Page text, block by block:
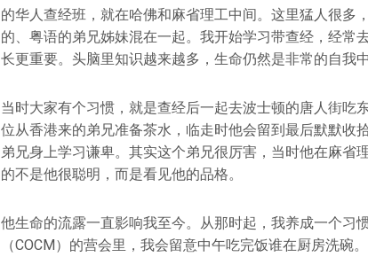
的华人查经班，就在哈佛和麻省理工中间。这里猛人很多
的、粤语的弟兄姊妹混在一起。我开始学习带查经，经常
长更重要。头脑里知识越来越多，生命仍然是非常的自我
当时大家有个习惯，就是查经后一起去波士顿的唐人街吃
位从香港来的弟兄准备茶水，临走时他会留到最后默默收
弟兄身上学习谦卑。其实这个弟兄很厉害，当时他在麻省
的不是他很聪明，而是看见他的品格。
他生命的流露一直影响我至今。从那时起，我养成一个习
（COCM）的营会里，我会留意中午吃完饭谁在厨房洗